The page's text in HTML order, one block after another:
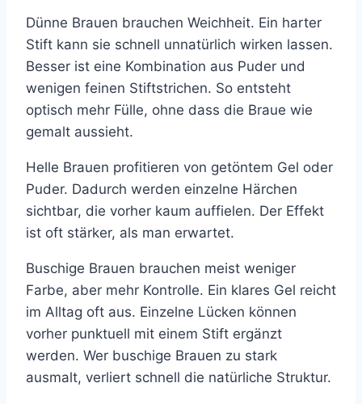
Dünne Brauen brauchen Weichheit. Ein harter
Stift kann sie schnell unnatürlich wirken lassen.
Besser ist eine Kombination aus Puder und
wenigen feinen Stiftstrichen. So entsteht
optisch mehr Fülle, ohne dass die Braue wie
gemalt aussieht.
Helle Brauen profitieren von getöntem Gel oder
Puder. Dadurch werden einzelne Härchen
sichtbar, die vorher kaum auffielen. Der Effekt
ist oft stärker, als man erwartet.
Buschige Brauen brauchen meist weniger
Farbe, aber mehr Kontrolle. Ein klares Gel reicht
im Alltag oft aus. Einzelne Lücken können
vorher punktuell mit einem Stift ergänzt
werden. Wer buschige Brauen zu stark
ausmalt, verliert schnell die natürliche Struktur.